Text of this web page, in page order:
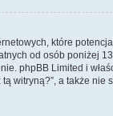
które
od osób poniżej
phpBB Limited i
witryną?”, a także nie